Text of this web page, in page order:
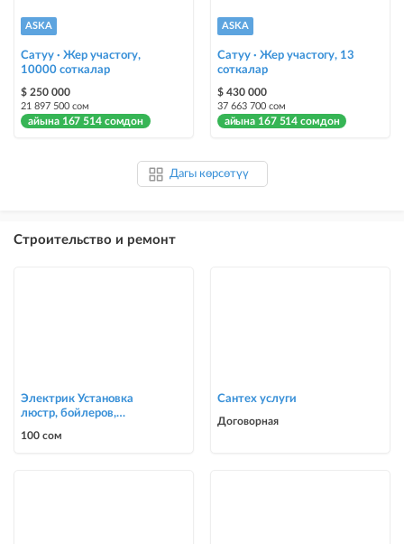
ASKA
Сатуу · Жер участогу,
10000 соткалар
$ 250 000
21 897 500 сом
айына 167 514 сомдон
ASKA
Сатуу · Жер участогу, 13
соткалар
$ 430 000
37 663 700 сом
айына 167 514 сомдон
Дагы көрсөтүү
Строительство и ремонт
Электрик Установка
люстр, бойлеров,
0700303090
100 сом
Сантех услуги
Договорная